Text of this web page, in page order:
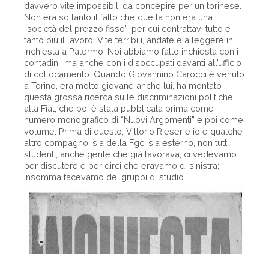
davvero vite impossibili da concepire per un torinese.
Non era soltanto il fatto che quella non era una
“società del prezzo fisso”, per cui contrattavi tutto e
tanto più il lavoro. Vite terribili, andatele a leggere in
Inchiesta a Palermo. Noi abbiamo fatto inchiesta con i
contadini, ma anche con i disoccupati davanti all’ufficio
di collocamento. Quando Giovannino Carocci è venuto
a Torino, era molto giovane anche lui, ha montato
questa grossa ricerca sulle discriminazioni politiche
alla Fiat, che poi è stata pubblicata prima come
numero monografico di “Nuovi Argomenti” e poi come
volume. Prima di questo, Vittorio Rieser e io e qualche
altro compagno, sia della Fgci sia esterno, non tutti
studenti, anche gente che già lavorava, ci vedevamo
per discutere e per dirci che eravamo di sinistra;
insomma facevamo dei gruppi di studio.